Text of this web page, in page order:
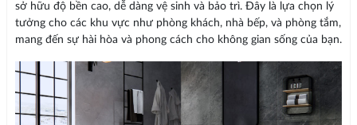
sở hữu độ bền cao, dễ dàng vệ sinh và bảo trì. Đây là lựa chọn lý
tưởng cho các khu vực như phòng khách, nhà bếp, và phòng tắm,
mang đến sự hài hòa và phong cách cho không gian sống của bạn.